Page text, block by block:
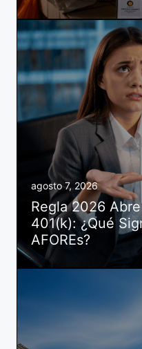
agosto 7, 2026
Regla 2026
401(k): ¿Qué
AFOREs?